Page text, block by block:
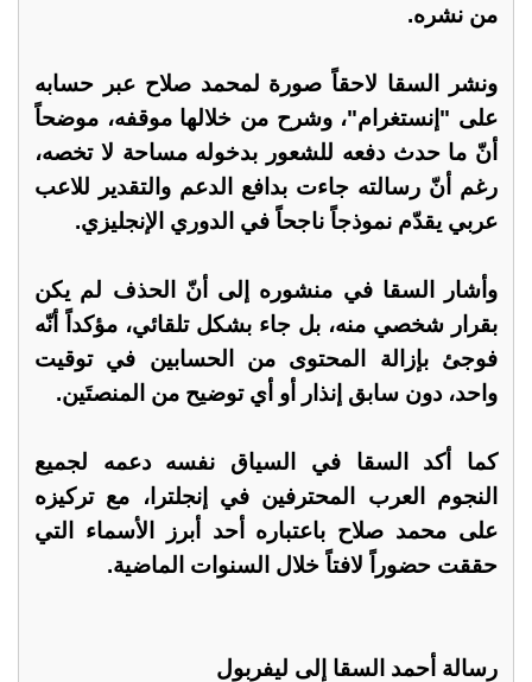
من نشره.
ونشر السقا لاحقاً صورة لمحمد صلاح عبر حسابه
على "إنستغرام"، وشرح من خلالها موقفه، موضحاً
أنّ ما حدث دفعه للشعور بدخوله مساحة لا تخصه،
رغم أنّ رسالته جاءت بدافع الدعم والتقدير للاعب
عربي يقدّم نموذجاً ناجحاً في الدوري الإنجليزي.
وأشار السقا في منشوره إلى أنّ الحذف لم يكن
بقرار شخصي منه، بل جاء بشكل تلقائي، مؤكداً أنّه
فوجئ بإزالة المحتوى من الحسابين في توقيت
واحد، دون سابق إنذار أو أي توضيح من المنصتَين.
كما أكد السقا في السياق نفسه دعمه لجميع
النجوم العرب المحترفين في إنجلترا، مع تركيزه
على محمد صلاح باعتباره أحد أبرز الأسماء التي
حققت حضوراً لافتاً خلال السنوات الماضية.
رسالة أحمد السقا إلى ليفربول